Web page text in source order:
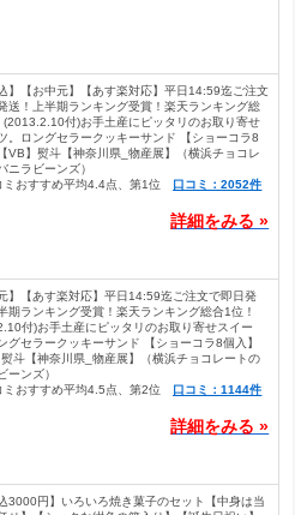
込】【お中元】【あす楽対応】平日14:59迄ご注文
送！上半期ランキング受賞！楽天ランキング総
(2013.2.10付)お手土産にピッタリのお取り寄せ
。ロングセラークッキーサンド 【ショーコラ8
VB】熨斗【神奈川県_物産展】（横浜チョコレ
ニラビーンズ）
口コミ：2052件
詳細をみる »
元】【あす楽対応】平日14:59迄ご注文で即日発
期ランキング受賞！楽天ランキング総合1位！
付)お手土産にピッタリのお取り寄せスイー
グセラークッキーサンド 【ショーコラ8個入】
熨斗【神奈川県_物産展】（横浜チョコレートの
ーンズ）
口コミ：1144件
詳細をみる »
込3000円】いろいろ焼き菓子のセット【中身は当